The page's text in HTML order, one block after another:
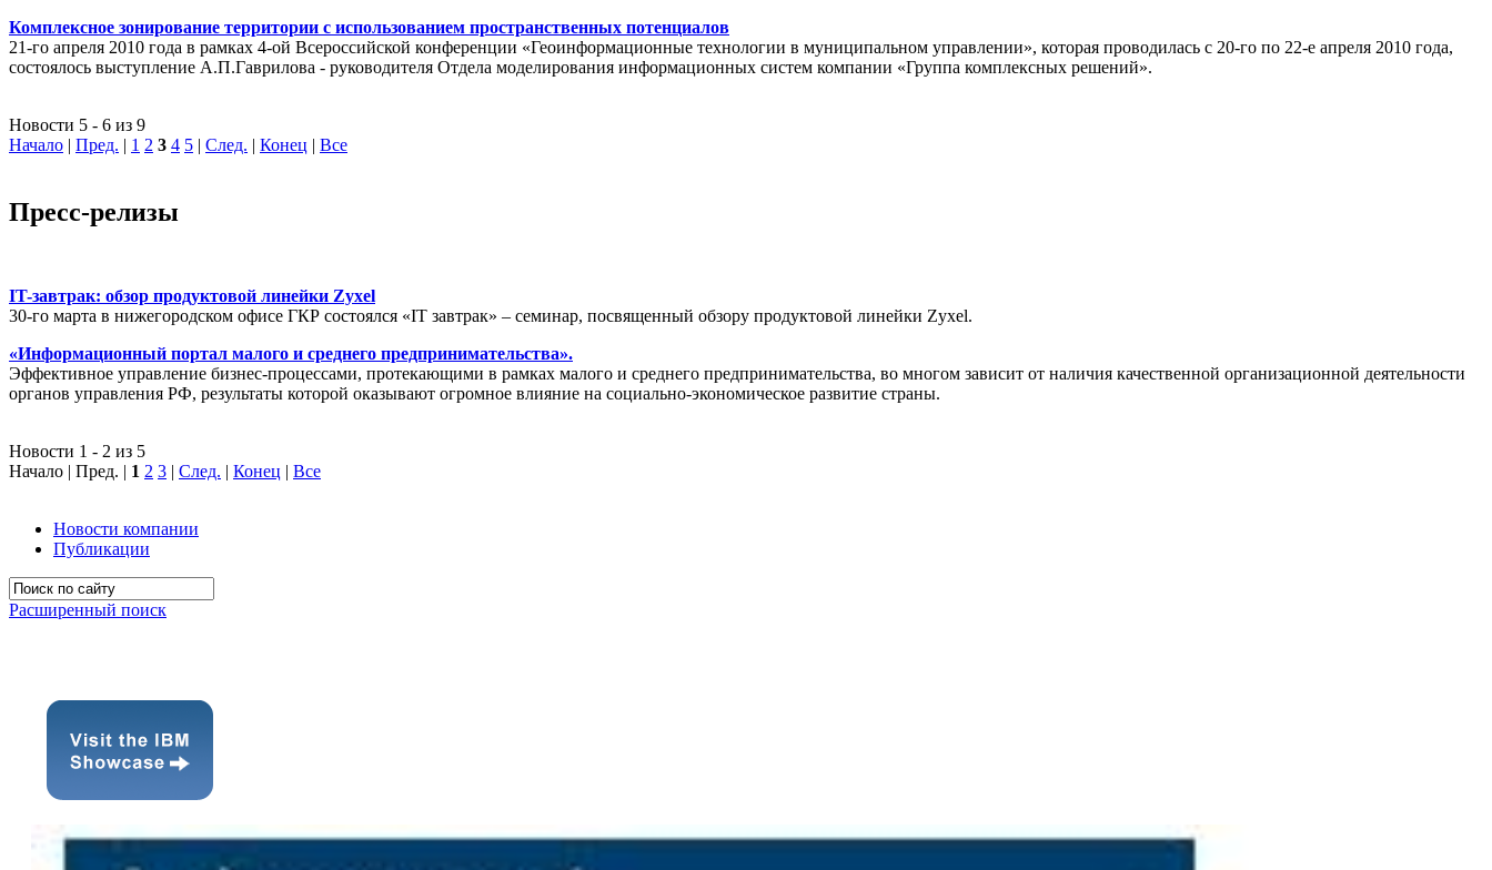
Комплексное зонирование территории с использованием пространственных потенциалов
21-го апреля 2010 года в рамках 4-ой Всероссийской конференции «Геоинформационные технологии в муниципальном управлении», которая проводилась с 20-го по 22-е апреля 2010 года,
состоялось выступление А.П.Гаврилова - руководителя Отдела моделирования информационных систем компании «Группа комплексных решений».
Новости 5 - 6 из 9
Начало | Пред. | 1 2 3 4 5 | След. | Конец | Все
Пресс-релизы
IT-завтрак: обзор продуктовой линейки Zyxel
30-го марта в нижегородском офисе ГКР состоялся «IT завтрак» – семинар, посвященный обзору продуктовой линейки Zyxel.
«Информационный портал малого и среднего предпринимательства».
Эффективное управление бизнес-процессами, протекающими в рамках малого и среднего предпринимательства, во многом зависит от наличия качественной организационной деятельности
органов управления РФ, результаты которой оказывают огромное влияние на социально-экономическое развитие страны.
Новости 1 - 2 из 5
Начало | Пред. | 1 2 3 | След. | Конец | Все
Новости компании
Публикации
Расширенный поиск